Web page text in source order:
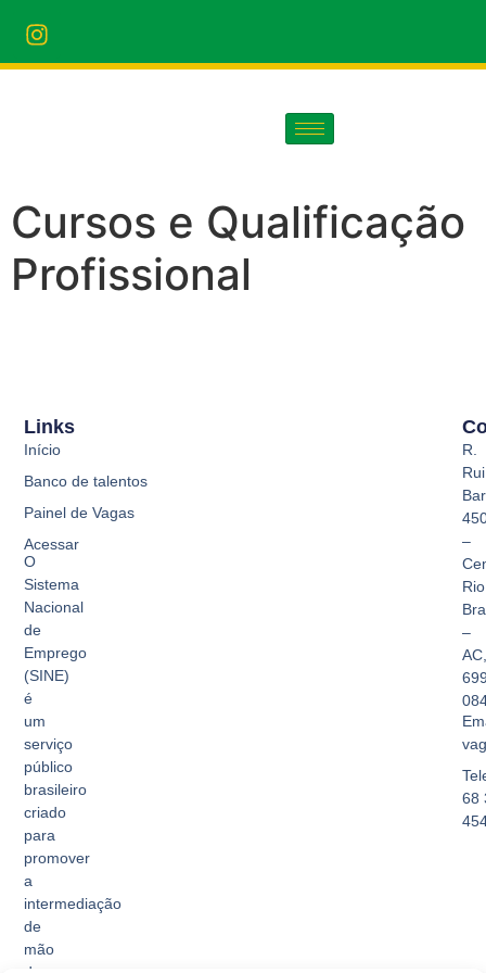
Cursos e Qualificação
Profissional
O
Sistema
Nacional
de
Emprego
(SINE)
é
um
serviço
público
brasileiro
criado
para
promover
a
intermediação
de
mão
Links
Início
Banco de talentos
Painel de Vagas
Acessar
R.
Rui
–
Rio
–
AC,
68